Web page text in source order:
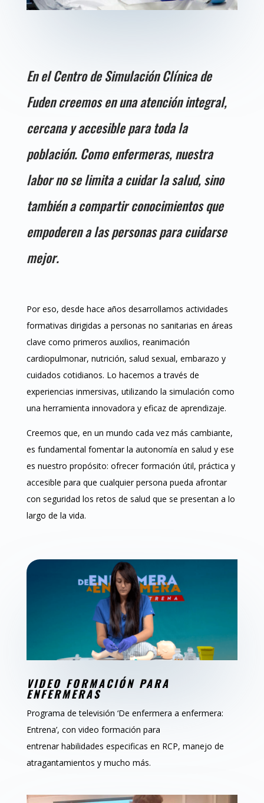
En el Centro de Simulación Clínica de
Fuden creemos en una atención integral,
cercana y accesible para toda la
población. Como enfermeras, nuestra
labor no se limita a cuidar la salud, sino
también a compartir conocimientos que
empoderen a las personas para cuidarse
mejor.
Por eso, desde hace años desarrollamos actividades
formativas dirigidas a personas no sanitarias en áreas
clave como primeros auxilios, reanimación
cardiopulmonar, nutrición, salud sexual, embarazo y
cuidados cotidianos. Lo hacemos a través de
experiencias inmersivas, utilizando la simulación como
una herramienta innovadora y eficaz de aprendizaje.
Creemos que, en un mundo cada vez más cambiante,
es fundamental fomentar la autonomía en salud y ese
es nuestro propósito: ofrecer formación útil, práctica y
accesible para que cualquier persona pueda afrontar
con seguridad los retos de salud que se presentan a lo
largo de la vida.
VIDEO FORMACIÓN PARA
ENFERMERAS
Programa de televisión ‘De enfermera a enfermera:
Entrena’, con video formación para
entrenarhabilidades especificas en RCP, manejo de
atragantamientos y mucho más.